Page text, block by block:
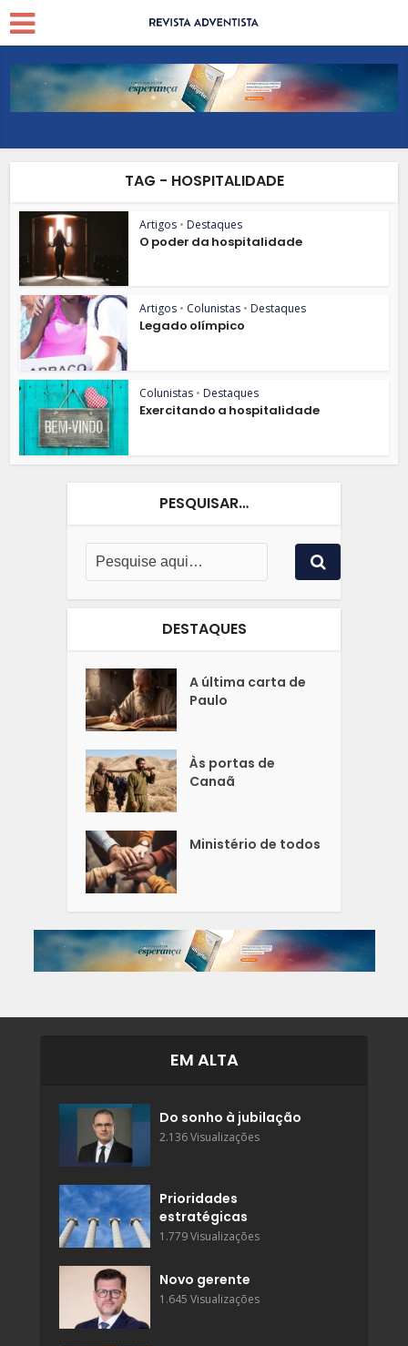
TAG - HOSPITALIDADE
Artigos • Destaques
O poder da hospitalidade
Artigos • Colunistas • Destaques
Legado olímpico
Colunistas • Destaques
Exercitando a hospitalidade
PESQUISAR…
DESTAQUES
A última carta de
Paulo
Às portas de
Canaã
Ministério de todos
EM ALTA
Do sonho à jubilação
2.136 Visualizações
Prioridades
estratégicas
1.779 Visualizações
Novo gerente
1.645 Visualizações